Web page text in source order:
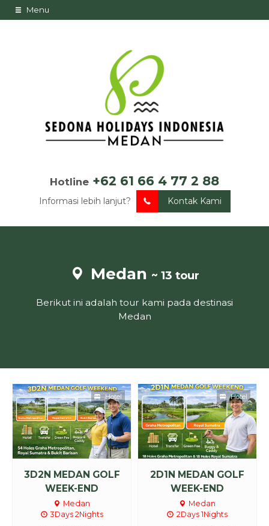
Menu
Hotline +62 61 66 4 77 2 88
Informasi lebih lanjut? Kontak Kami
Medan ~ 13 tour
Berikut ini adalah tour kami pada destinasi
Medan
3D2N MEDAN GOLF
WEEK-END
Medan
3Days 2Nights
Hotel
2D1N MEDAN GOLF
WEEK-END
Medan
2Days 1Nights
Hotel